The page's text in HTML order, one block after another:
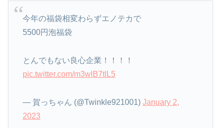
今年の福袋相変わらずエノテカで
5500円泡福袋
とんでもない良心企業！！！！
pic.twitter.com/m3wlB7tlL5
— 賀っちゃん (@Twinkle921001) January 2,
2023